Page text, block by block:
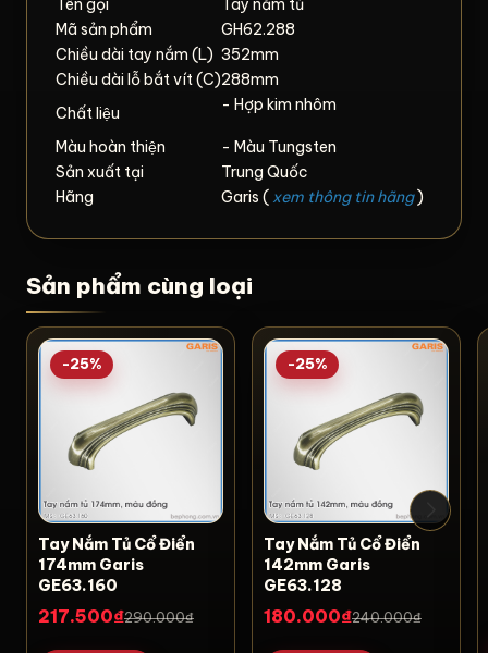
Mã sản phẩm
GH62.288
Chiều dài tay nắm (L) 352mm
Chiều dài lỗ bắt vít (C)288mm
Chất liệu
- Hợp kim nhôm
Màu hoàn thiện
- Màu Tungsten
Sản xuất tại
Trung Quốc
Hãng
Garis ( xem thông tin hãng)
Sản phẩm cùng loại
-25%
Tay Nắm Tủ Cổ Điển
174mm Garis
GE63.160
217.500₫290.000₫
-25%
Tay Nắm Tủ Cổ Điển
142mm Garis
GE63.128
180.000₫240.000₫